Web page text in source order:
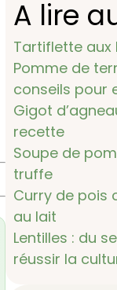
A lire
Tartiflette aux
Pomme de
conseils pour
Gigot
recette
Soupe de
truffe
Curry de pois
au lait
Lentilles : du
réussir la